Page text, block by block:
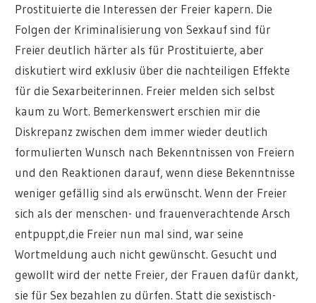
Prostituierte die Interessen der Freier kapern. Die
Folgen der Kriminalisierung von Sexkauf sind für
Freier deutlich härter als für Prostituierte, aber
diskutiert wird exklusiv über die nachteiligen Effekte
für die Sexarbeiterinnen. Freier melden sich selbst
kaum zu Wort. Bemerkenswert erschien mir die
Diskrepanz zwischen dem immer wieder deutlich
formulierten Wunsch nach Bekenntnissen von Freiern
und den Reaktionen darauf, wenn diese Bekenntnisse
weniger gefällig sind als erwünscht. Wenn der Freier
sich als der menschen- und frauenverachtende Arsch
entpuppt,die Freier nun mal sind, war seine
Wortmeldung auch nicht gewünscht. Gesucht und
gewollt wird der nette Freier, der Frauen dafür dankt,
sie für Sex bezahlen zu dürfen. Statt die sexistisch-